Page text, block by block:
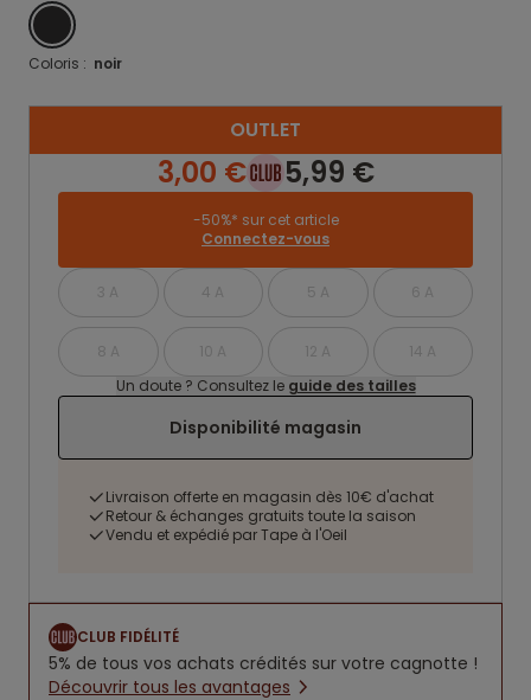
NOIR
Coloris : noir
OUTLET
3,00 € 5,99 €
-50%* sur cet article
Connectez-vous
3 A 4 A 5 A 6 A
8 A 10 A 12 A
14 A
Un doute ? Consultez le guide des tailles
Disponibilité magasin
Livraison offerte en magasin dès 10€ d'achat
Retour & échanges gratuits toute la saison
Vendu et expédié par Tape à l'Oeil
CLUB FIDÉLITÉ
5% de tous vos achats crédités sur votre cagnotte !
Découvrir tous les avantages